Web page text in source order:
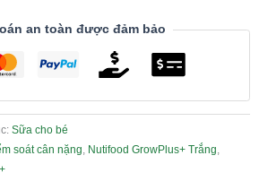
an toàn được đảm bảo
Sữa cho bé
soát cân nặng Nutifood GrowPlus+ Trắng